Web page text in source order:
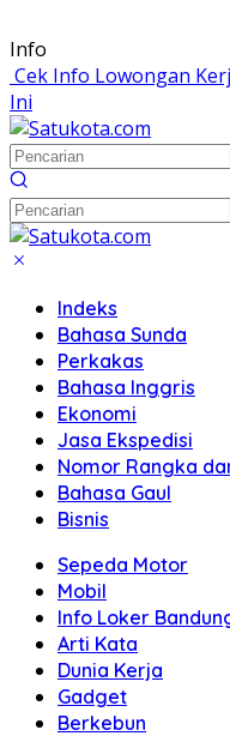
Langsung
ke
konten
Info
Cek Info Lowongan
Ini
Indeks
Bahasa Sunda
Perkakas
Bahasa Inggris
Ekonomi
Jasa Ekspedisi
Nomor Rangka
Bahasa Gaul
Bisnis
Sepeda Motor
Mobil
Info Loker
Arti Kata
Dunia Kerja
Gadget
Berkebun